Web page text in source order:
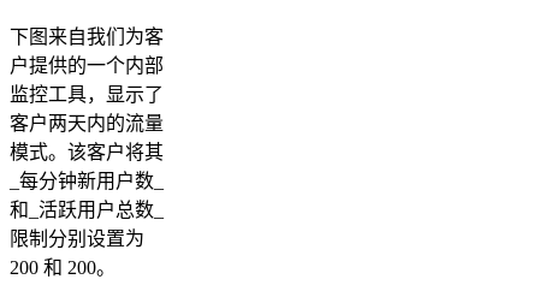
下图来自我们为客
户提供的一个内部
监控工具，显示了
客户两天内的流量
模式。该客户将其
_每分钟新用户数_
和_活跃用户总数_
限制分别设置为
200 和 200。